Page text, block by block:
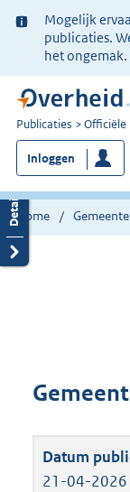
Ter
informatie:
Mogelijk
publicaties.
het ongemak.
U
bent
nu
hier:
Publicaties Officiële
Inloggen
Home
21-04-2026